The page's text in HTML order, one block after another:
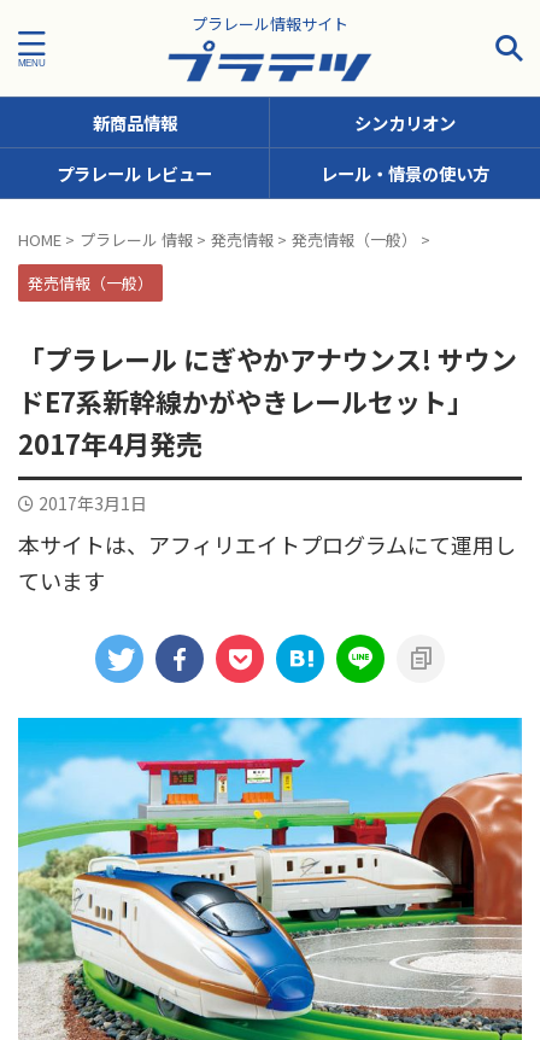
プラレール情報サイト
タグで探す！
JR九州
JR北海道
MODEROID OTシリーズ（おしゃべりトーマス）
pickup SCシリーズ（キャラクターラッピング）
Sシリーズ（ナンバリングシリーズ）
きかんしゃトーマス
アニメシンカリオンあらすじ
カプセルプラレール（きかんしゃトーマス）
カプセルプラレール（鉄道会社）
クルーズトレインDXシリーズ シンカリオンDVD
テコロシリーズ・はじめてのプラレール ハッピーセット
プラレール博 in TOKYO
ベーシックセット・車両レールセット レールと情景
レールセット 京急電鉄 京成電鉄グループ 京阪電車
伊豆急行 国鉄 大阪メトロ 富士急行
新商品情報
シンカリオン
プラレール レビュー
レール・情景の使い方
HOME > プラレール 情報 > 発売情報 > 発売情報（一般）
>
発売情報（一般）
「プラレール にぎやかアナウンス! サウン
ドE7系新幹線かがやきレールセット」
2017年4月発売
2017年3月1日
本サイトは、アフィリエイトプログラムにて運用し
ています